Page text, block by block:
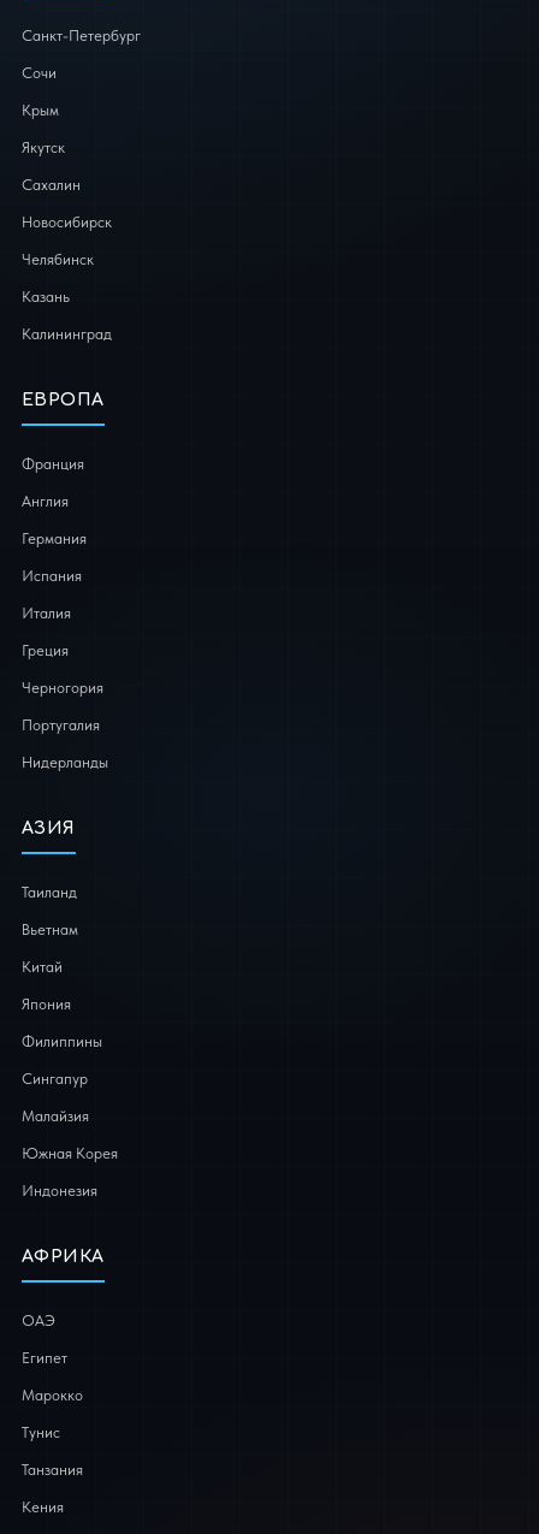
Санкт-Петербург
Сочи
Крым
Якутск
Сахалин
Новосибирск
Челябинск
Казань
Калининград
ЕВРОПА
Франция
Англия
Германия
Испания
Италия
Греция
Черногория
Португалия
Нидерланды
АЗИЯ
Таиланд
Вьетнам
Китай
Япония
Филиппины
Сингапур
Малайзия
Южная Корея
Индонезия
АФРИКА
ОАЭ
Египет
Марокко
Тунис
Танзания
Кения